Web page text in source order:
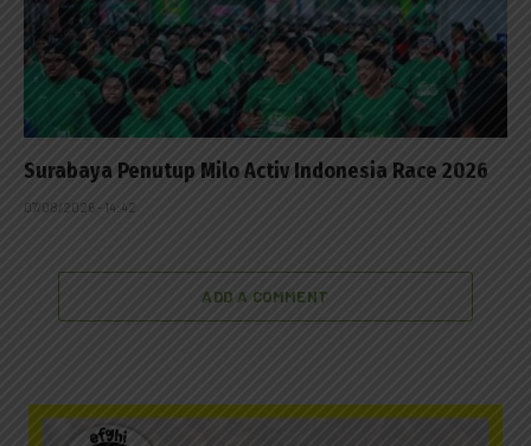
Surabaya Penutup Milo Activ Indonesia Race 2026
07/08/2026 - 14:42
ADD A COMMENT